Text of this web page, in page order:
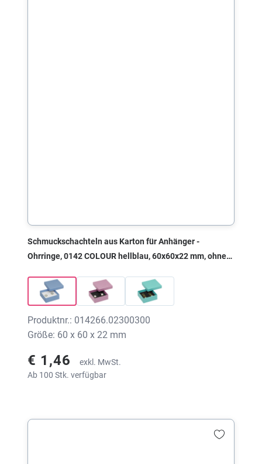
Schmuckschachteln aus Karton für Anhänger -
Ohrringe, 0142 COLOUR hellblau, 60x60x22 mm, ohne
Produktnr.: 014266.02300300
Größe: 60 x 60 x 22 mm
€ 1,46
exkl. MwSt.
Ab 100 Stk. verfügbar